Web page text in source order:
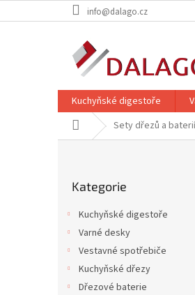
na
info@dalago.cz
Kuchyňské digestoře
Domů Sety dřezů a baterií
kategorie
Kategorie
Kuchyňské digestoře
Varné desky
Vestavné spotřebiče
Kuchyňské dřezy
Dřezové baterie